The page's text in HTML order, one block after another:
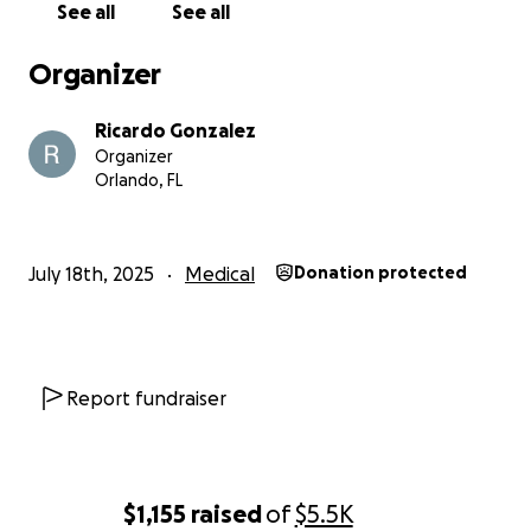
$1,155 raisedof$5.5K
Con gratitud,
See all See all
Organizer
Ricardo Gonzalez
Organizer
Orlando, FL
July 18th, 2025 Medical Donation protected
Report fundraiser